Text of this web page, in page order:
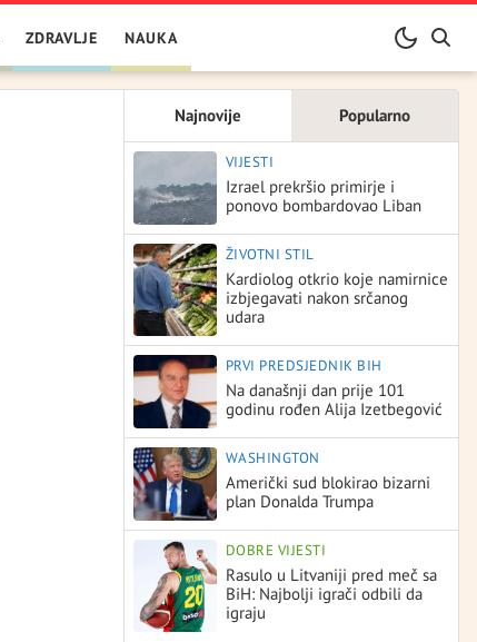
ZDRAVLJE NAUKA
Najnovije Popularno
VIJESTI
Izrael prekršio primirje i
ponovo bombardovao Liban
ŽIVOTNI STIL
Kardiolog otkrio koje namirnice
izbjegavati nakon srčanog
udara
PRVI PREDSJEDNIK BIH
Na današnji dan prije 101
godinu rođen Alija Izetbegović
WASHINGTON
Američki sud blokirao bizarni
plan Donalda Trumpa
DOBRE VIJESTI
Rasulo u Litvaniji pred meč sa
BiH: Najbolji igrači odbili da
igraju